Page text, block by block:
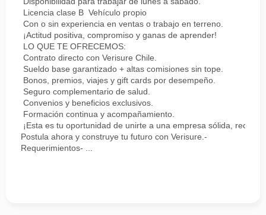
Licencia clase B Vehículo propio
Con o sin experiencia en ventas o trabajo en terreno.
¡Actitud positiva, compromiso y ganas de aprender!
LO QUE TE OFRECEMOS:
Contrato directo con Verisure Chile.
Sueldo base garantizado + altas comisiones sin tope.
Bonos, premios, viajes y gift cards por desempeño.
Seguro complementario de salud.
Convenios y beneficios exclusivos.
Formación continua y acompañamiento.
¡Esta es tu oportunidad de unirte a una empresa sólida,
Postula ahora y construye tu futuro con Verisure.-
Requerimientos- ...